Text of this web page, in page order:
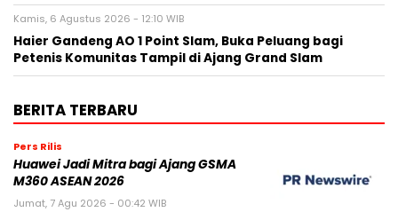
Kamis, 6 Agustus 2026 - 12:10 WIB
Haier Gandeng AO 1 Point Slam, Buka Peluang bagi
Petenis Komunitas Tampil di Ajang Grand Slam
BERITA TERBARU
Pers Rilis
Huawei Jadi Mitra bagi Ajang GSMA
M360 ASEAN 2026
Jumat, 7 Agu 2026 - 00:42 WIB